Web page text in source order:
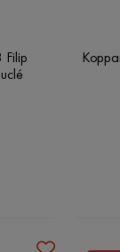
Filip